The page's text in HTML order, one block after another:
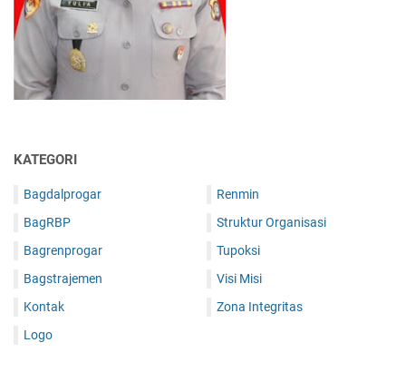
KATEGORI
Bagdalprogar
BagRBP
Bagrenprogar
Bagstrajemen
Kontak
Logo
Renmin
Struktur Organisasi
Tupoksi
Visi Misi
Zona Integritas